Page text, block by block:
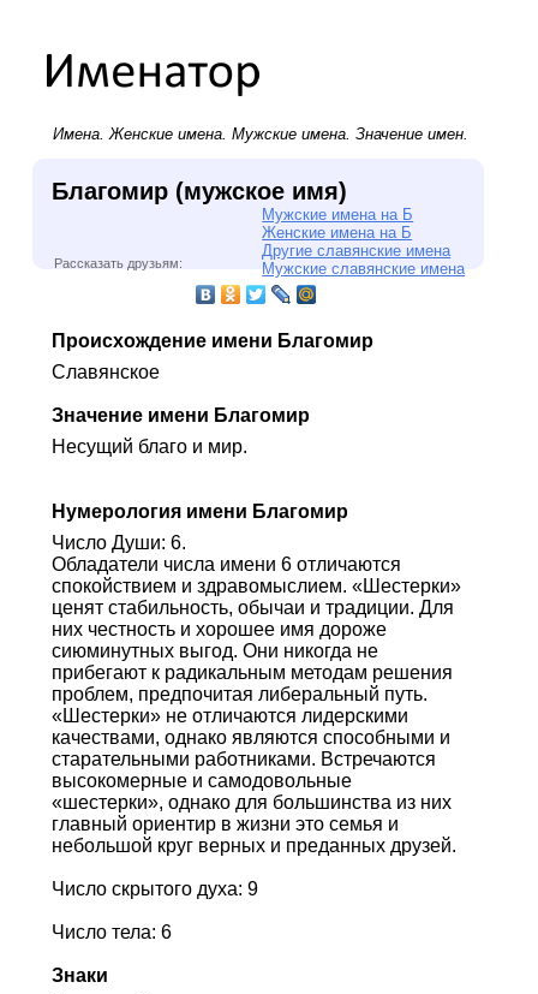
Имена.Женские имена. Мужские имена. Значение имен.
Благомир (мужское имя)
Мужские имена на Б
Женские имена на Б
Другие славянские имена
Мужские славянские имена
Рассказать друзьям:
Происхождение имени Благомир
Славянское
Значение имени Благомир
Несущий благо и мир.
Нумерология имени Благомир
Число Души: 6.
Обладатели числа имени 6 отличаются
спокойствием и здравомыслием. «Шестерки»
ценят стабильность, обычаи и традиции. Для
них честность и хорошее имя дороже
сиюминутных выгод. Они никогда не
прибегают к радикальным методам решения
проблем, предпочитая либеральный путь.
«Шестерки» не отличаются лидерскими
качествами, однако являются способными и
старательными работниками. Встречаются
высокомерные и самодовольные
«шестерки», однако для большинства из них
главный ориентир в жизни это семья и
небольшой круг верных и преданных друзей.
Число скрытого духа: 9
Число тела: 6
Знаки